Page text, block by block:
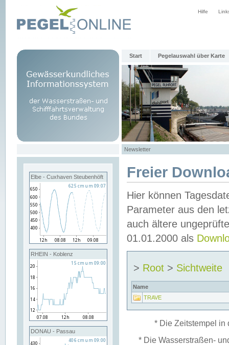
Hilfe
Start Pegelauswahl über Karte
Newsletter
Elbe - Cuxhaven Steubenhöft
RHEIN - Koblenz
DONAU - Passau
Freier
Hier können
Parameter aus den
auch ältere
01.01.2000 als
> Root > Sichtweite
Name
TRAVE
* Die Zeitstempel in
* Die Wasserstraßen-